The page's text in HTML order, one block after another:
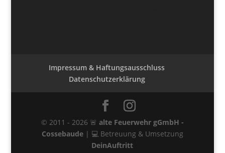
Impressum & Haftungsausschluss
Datenschutzerklärung
© 2011 - 2026 🚨 alte Feuerwehr gGmbH -
Cossebaude| 💻 Betreuung & Umsetzung
DeinAuftritt